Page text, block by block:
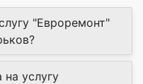
"Евроремонт"
услугу